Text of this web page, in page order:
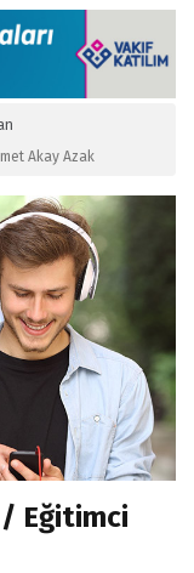
Akay Azak
Eğitimci